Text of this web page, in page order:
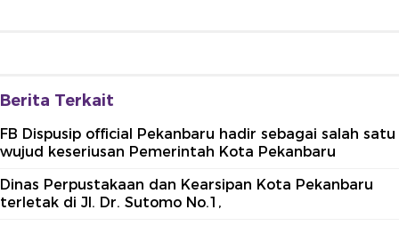
Berita Terkait
FB Dispusip official Pekanbaru hadir sebagai salah satu
wujud keseriusan Pemerintah Kota Pekanbaru
Dinas Perpustakaan dan Kearsipan Kota Pekanbaru
terletak di Jl. Dr. Sutomo No.1,